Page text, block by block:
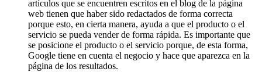
artículos que se encuentren escritos en el blog de la página
web tienen que haber sido redactados de forma correcta
porque esto, en cierta manera, ayuda a que el producto o el
servicio se pueda vender de forma rápida. Es importante que
se posicione el producto o el servicio porque, de esta forma,
Google tiene en cuenta el negocio y hace que aparezca en la
página de los resultados.